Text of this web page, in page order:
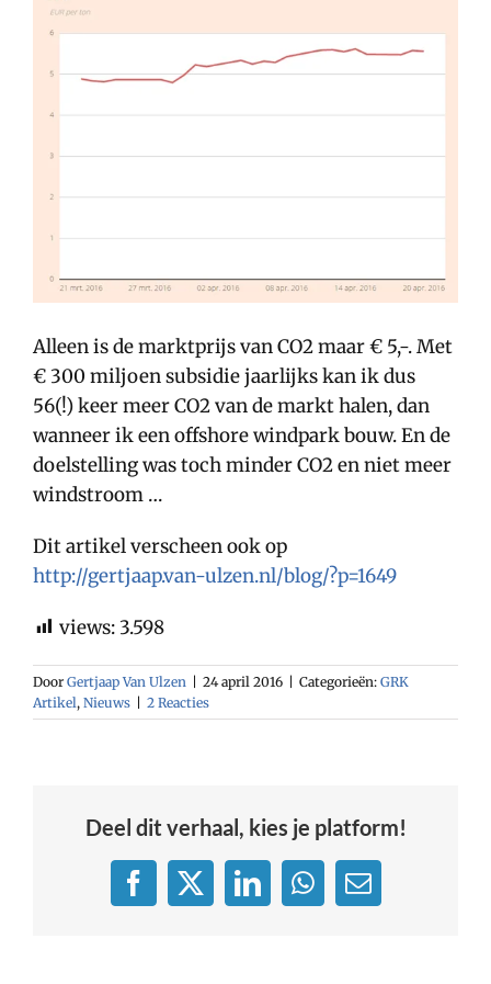
Alleen is de marktprijs van CO2 maar € 5,-. Met
€ 300 miljoen subsidie jaarlijks kan ik dus
56(!) keer meer CO2 van de markt halen, dan
wanneer ik een offshore windpark bouw. En de
doelstelling was toch minder CO2 en niet meer
windstroom …
Dit artikel verscheen ook op
http://gertjaap.van-ulzen.nl/blog/?p=1649
views: 3.598
Door Gertjaap Van Ulzen 24 april 2016 Categorieën: GRK
Artikel , Nieuws 2 Reacties
Deel dit verhaal, kies je platform!
Facebook
X LinkedInWhatsApp
E-